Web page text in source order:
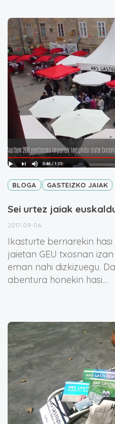
BLOGA GASTEIZKO JAIAK
Sei urtez jaiak
2017-09-06
Ikasturte berriarekin
jaietan GEU txosnan
eman nahi dizkizuegu.
abentura honekin hasi…